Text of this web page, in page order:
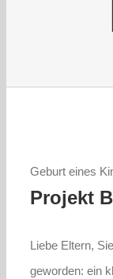
Geburt eines
Projekt
Liebe Eltern,
geworden: ein